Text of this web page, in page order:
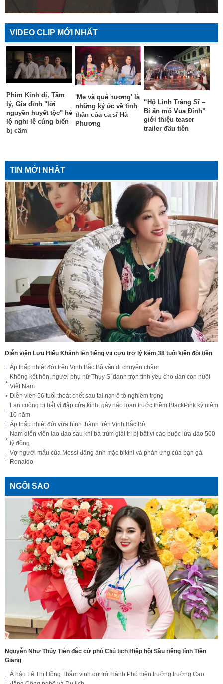
VIDEO CLIP MỚI NHẤT
Phim Kinh dị, Tâm
lý, Gia đình "lời
nguyền huyết tộc" hé
lộ nghi lễ cúng biển
bị cấm
'Mẹ và quê hương' là
những ký ức về tình
thân của ca sĩ Hà
Phương
“Hộ Linh Tráng Sĩ –
Bí ẩn mộ Vua Đinh”
giới thiệu teaser
trailer đầu tiên
TIN MỚI NHẤT
Diễn viên Lưu Hiểu Khánh lên tiếng vụ cựu trợ lý kém 38 tuổi kiện đòi tiền
Áp thấp nhiệt đới trên Vịnh Bắc Bộ vẫn di chuyển chậm
Không kết hôn, người phụ nữ Thụy Sĩ dành trọn tình yêu cho đàn con nuôi
Việt Nam
Diễn viên 56 tuổi thoát chết sau tai nạn ô tô nghiêm trọng
Fan cuồng bị bắt vì đập cửa kính, gây náo loạn trước thềm BlackPink kỷ niệm
10 năm
Áp thấp nhiệt đới vừa hình thành trên Vịnh Bắc Bộ
Nam diễn viên lao đao sau khi bà trùm giải trí bị bắt vì cáo buộc lừa đảo 500
tỷ đồng
Vợ người mẫu của Messi đăng ảnh mặc bikini và phản ứng của bạn gái
Ronaldo
NGÔI SAO
Nguyễn Như Thủy Tiên đắc cử phó Chủ tịch Hiệp hội Sầu riêng tỉnh Tiền
Giang
Á hậu Lê Thị Hồng Thắm vinh dự trở thành Phó hiệu trưởng trường Cao